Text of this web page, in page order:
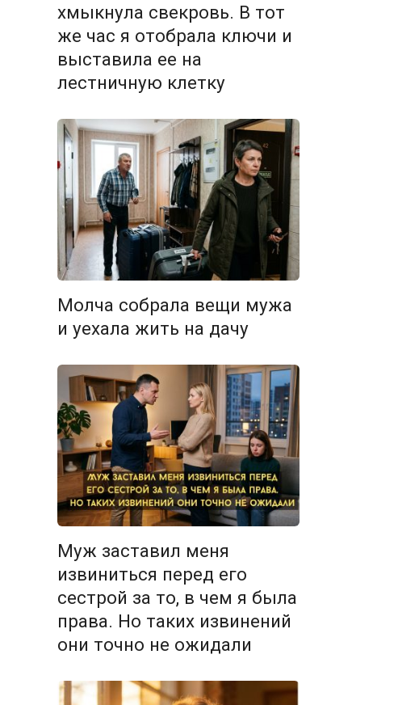
хмыкнула свекровь. В тот
же час я отобрала ключи и
выставила ее на
лестничную клетку
Молча собрала вещи мужа
и уехала жить на дачу
Муж заставил меня
извиниться перед его
сестрой за то, в чем я была
права. Но таких извинений
они точно не ожидали